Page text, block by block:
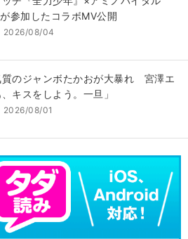
参加したコラボMV公開
2026/08/04
質のジャンボたかおが大暴れ 宮澤エ
キスをしよう。一旦」
2026/08/01